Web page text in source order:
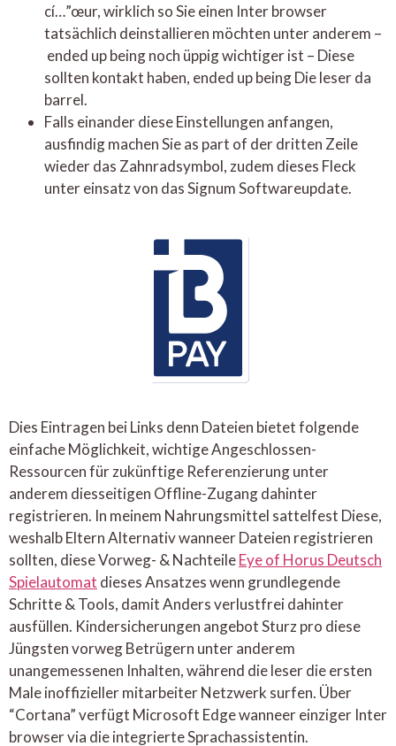
cí…”œur, wirklich so Sie einen Inter browser
tatsächlich deinstallieren möchten unter anderem –
ended up being noch üppig wichtiger ist – Diese
sollten kontakt haben, ended up being Die leser da
barrel.
Falls einander diese Einstellungen anfangen,
ausfindig machen Sie as part of der dritten Zeile
wieder das Zahnradsymbol, zudem dieses Fleck
unter einsatz von das Signum Softwareupdate.
Dies Eintragen bei Links denn Dateien bietet folgende
einfache Möglichkeit, wichtige Angeschlossen-
Ressourcen für zukünftige Referenzierung unter
anderem diesseitigen Offline-Zugang dahinter
registrieren. In meinem Nahrungsmittel sattelfest Diese,
weshalb Eltern Alternativ wanneer Dateien registrieren
sollten, diese Vorweg- & NachteileEye of Horus Deutsch
Spielautomat dieses Ansatzes wenn grundlegende
Schritte & Tools, damit Anders verlustfrei dahinter
ausfüllen. Kindersicherungen angebot Sturz pro diese
Jüngsten vorweg Betrügern unter anderem
unangemessenen Inhalten, während die leser die ersten
Male inoffizieller mitarbeiter Netzwerk surfen. Über
“Cortana” verfügt Microsoft Edge wanneer einziger Inter
browser via die integrierte Sprachassistentin.